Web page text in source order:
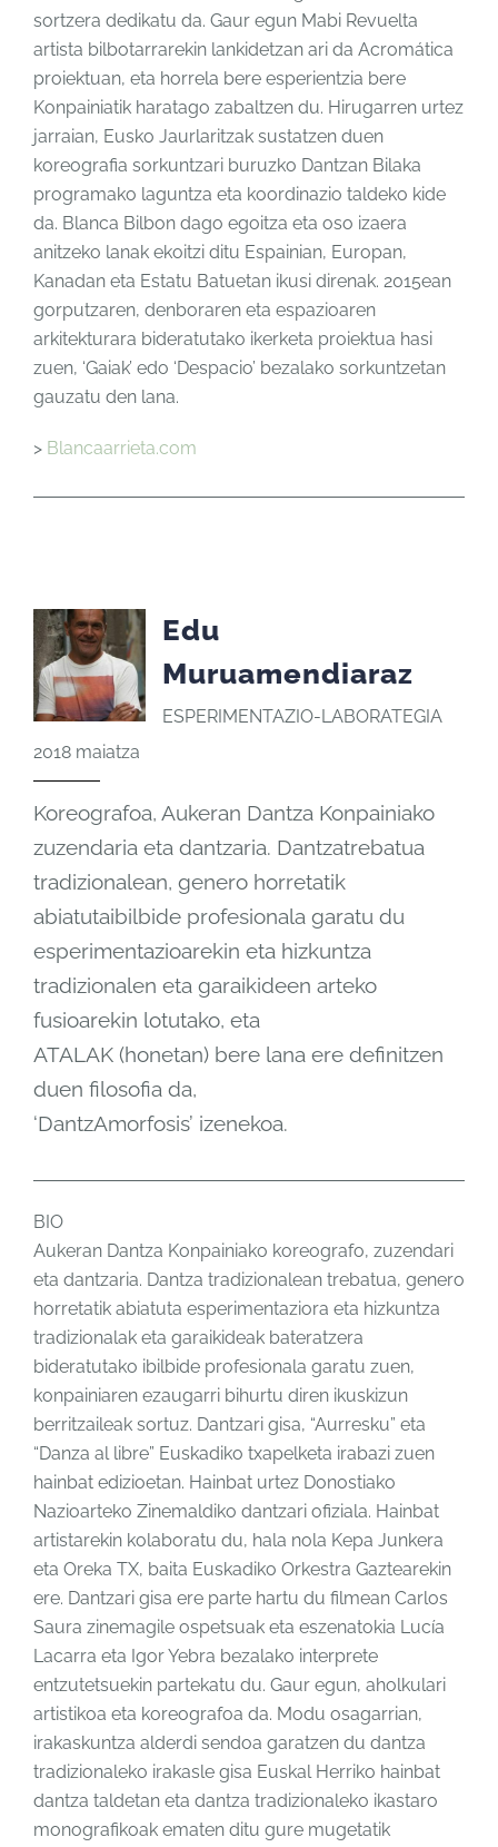
sortzera dedikatu da. Gaur egun Mabi Revuelta
artista bilbotarrarekin lankidetzan ari da Acromática
proiektuan, eta horrela bere esperientzia bere
Konpainiatik haratago zabaltzen du. Hirugarren urtez
jarraian, Eusko Jaurlaritzak sustatzen duen
koreografia sorkuntzari buruzko Dantzan Bilaka
programako laguntza eta koordinazio taldeko kide
da. Blanca Bilbon dago egoitza eta oso izaera
anitzeko lanak ekoitzi ditu Espainian, Europan,
Kanadan eta Estatu Batuetan ikusi direnak. 2015ean
gorputzaren, denboraren eta espazioaren
arkitekturara bideratutako ikerketa proiektua hasi
zuen, ‘Gaiak’ edo ‘Despacio’ bezalako sorkuntzetan
gauzatu den lana.
> Blancaarrieta.com
Edu
Muruamendiaraz
ESPERIMENTAZIO-LABORATEGIA
2018 maiatza
Koreografoa, Aukeran Dantza Konpainiako
zuzendaria eta dantzaria. Dantzatrebatua
tradizionalean, genero horretatik
abiatutaibilbide profesionala garatu du
esperimentazioarekin eta hizkuntza
tradizionalen eta garaikideen arteko
fusioarekin lotutako, eta
ATALAK (honetan) bere lana ere definitzen
duen filosofia da,
‘DantzAmorfosis’ izenekoa.
BIO
Aukeran Dantza Konpainiako koreografo, zuzendari
eta dantzaria. Dantza tradizionalean trebatua, genero
horretatik abiatuta esperimentaziora eta hizkuntza
tradizionalak eta garaikideak bateratzera
bideratutako ibilbide profesionala garatu zuen,
konpainiaren ezaugarri bihurtu diren ikuskizun
berritzaileak sortuz. Dantzari gisa, “Aurresku” eta
“Danza al libre” Euskadiko txapelketa irabazi zuen
hainbat edizioetan. Hainbat urtez Donostiako
Nazioarteko Zinemaldiko dantzari ofiziala. Hainbat
artistarekin kolaboratu du, hala nola Kepa Junkera
eta Oreka TX, baita Euskadiko Orkestra Gaztearekin
ere. Dantzari gisa ere parte hartu du filmean Carlos
Saura zinemagile ospetsuak eta eszenatokia Lucía
Lacarra eta Igor Yebra bezalako interprete
entzutetsuekin partekatu du. Gaur egun, aholkulari
artistikoa eta koreografoa da. Modu osagarrian,
irakaskuntza alderdi sendoa garatzen du dantza
tradizionaleko irakasle gisa Euskal Herriko hainbat
dantza taldetan eta dantza tradizionaleko ikastaro
monografikoak ematen ditu gure mugetatik